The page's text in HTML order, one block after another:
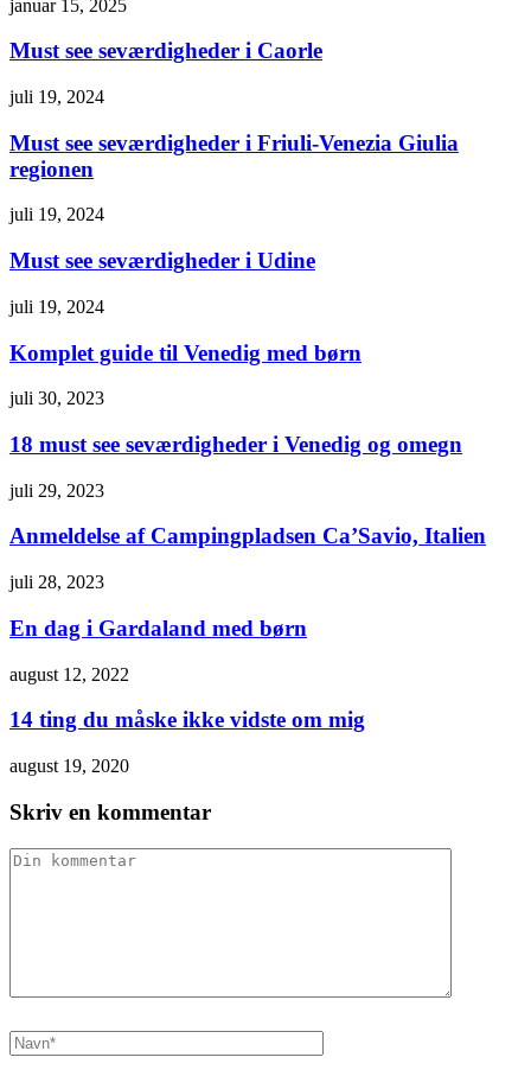
januar 15, 2025
Must see seværdigheder i Caorle
juli 19, 2024
Must see seværdigheder i Friuli-Venezia Giulia
regionen
juli 19, 2024
Must see seværdigheder i Udine
juli 19, 2024
Komplet guide til Venedig med børn
juli 30, 2023
18 must see seværdigheder i Venedig og omegn
juli 29, 2023
Anmeldelse af Campingpladsen Ca’Savio, Italien
juli 28, 2023
En dag i Gardaland med børn
august 12, 2022
14 ting du måske ikke vidste om mig
august 19, 2020
Skriv en kommentar